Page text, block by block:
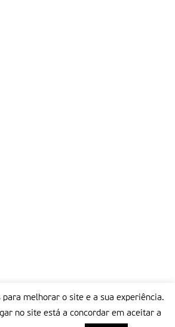
para melhorar o site e a sua experiência.
no site está a concordar em aceitar a